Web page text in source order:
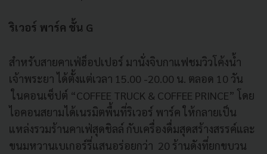
ริเวอร์ พาร์ค ชั้น G
สำหรับสายคาเฟ่ฮ็อปเปอร์ มานั่งจิบกาแฟชมวิวโค้งน้ำ
เจ้าพระยา ได้ตั้งแต่เวลา 15.00 -20.00 น. ตลอด 10 วัน
ในคอนเซ็ปต์ “COFFEE TRUCK & COFFEE PRINCE” โดย
ไอคอนสยามได้เนรมิตพื้นที่ริเวอร์ พาร์ค ให้กลายเป็น
แหล่งรวมร้านคาเฟ่สุดชิลล์ กับเครื่องดื่มสุดสร้างสรรค์และ
ขนมหวานเบเกอร์รี่แสนอร่อยกว่า 20 ร้านดังที่ยกขบวน